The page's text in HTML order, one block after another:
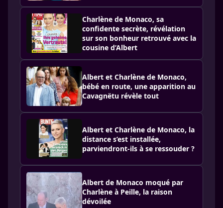
Charlène de Monaco, sa
confidente secrète, révélation
sur son bonheur retrouvé avec la
cousine d’Albert
Albert et Charlène de Monaco,
bébé en route, une apparition au
Cavagnëtu révèle tout
Albert et Charlène de Monaco, la
distance s’est installée,
parviendront-ils à se ressouder ?
Albert de Monaco moqué par
Charlène à Peille, la raison
dévoilée